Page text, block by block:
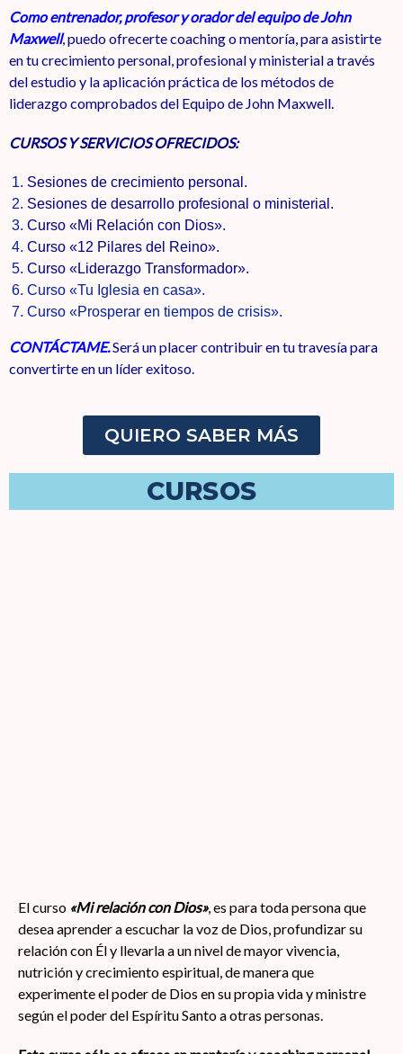
Comoentrenador, profesor y orador del equipo de John
Maxwell, puedo ofrecerte coaching o mentoría, para asistirte
en tu crecimiento personal, profesional y ministerial a través
del estudio y la aplicación práctica de los métodos de
liderazgo comprobados del Equipo de John Maxwell.
CURSOS Y SERVICIOS OFRECIDOS:
Sesiones de crecimiento personal.
Sesiones de desarrollo profesional o ministerial.
Curso «Mi Relación con Dios».
Curso «12 Pilares del Reino».
Curso «Liderazgo Transformador».
Curso «Tu Iglesia en casa».
Curso «Prosperar en tiempos de crisis».
CONTÁCTAME.Será un placer contribuir en tu travesía para
convertirte en un líder exitoso.
QUIERO SABER MÁS
CURSOS
El curso «Mi relación con Dios», es para toda persona que
desea aprender a escuchar la voz de Dios, profundizar su
relación con Él y llevarla a un nivel de mayor vivencia,
nutrición y crecimiento espiritual, de manera que
experimente el poder de Dios en su propia vida y ministre
según el poder del Espíritu Santo a otras personas.